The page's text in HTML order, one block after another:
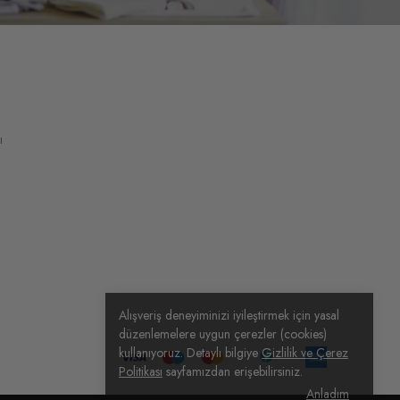
Alışveriş deneyiminizi iyileştirmek için yasal
düzenlemelere uygun çerezler (cookies)
kullanıyoruz. Detaylı bilgiyeGizlilik ve Çerez
Politikası sayfamızdan erişebilirsiniz.
Anladım